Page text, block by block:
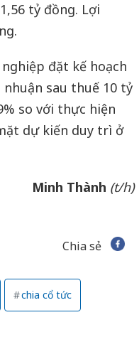
tỷ đồng. Lợi
đặt kế hoạch
sau thuế 10 tỷ
so với thực hiện
dự kiến duy trì ở
Minh Thành (t/h)
Chia sẻ
chia cổ tức